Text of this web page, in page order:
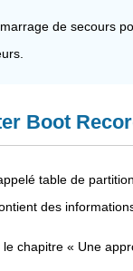
de secours
Boot
table de
des
chapitre « Une